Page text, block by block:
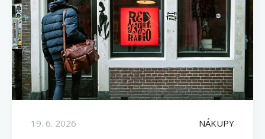
19. 6. 2026 NÁKUPY